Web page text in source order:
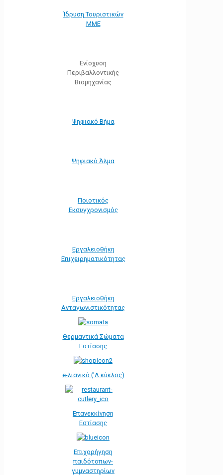
Ίδρυση Τουριστικών
ΜΜΕ
Ενίσχυση
Περιβαλλοντικής
Βιομηχανίας
Ψηφιακό Βήμα
Ψηφιακό Άλμα
Ποιοτικός
Εκσυγχρονισμός
Εργαλειοθήκη
Eπιχειρηματικότητας
Εργαλειοθήκη
Ανταγωνιστικότητας
Θερμαντικά Σώματα
Εστίασης
e-λιανικό ('Α κύκλος)
Επανεκκίνηση
Εστίασης
Επιχορήγηση
παιδότοπων-
γυμναστηρίων